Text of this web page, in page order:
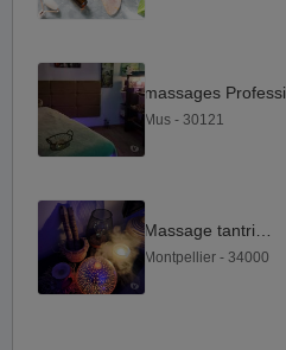
Mus - 30121
Montpellier - 34000